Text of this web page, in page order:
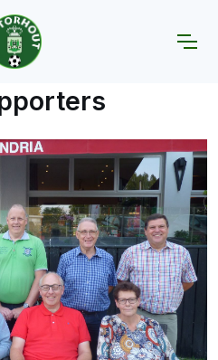
De Lustige Supporters